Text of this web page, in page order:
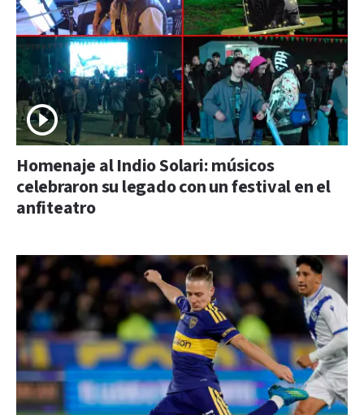
Homenaje al Indio Solari: músicos
celebraron su legado con un festival en el
anfiteatro